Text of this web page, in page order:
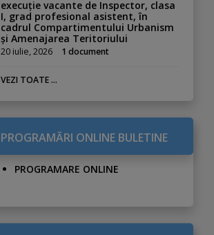
execuție vacante de Inspector, clasa
I, grad profesional asistent, în
cadrul Compartimentului Urbanism
și Amenajarea Teritoriului
20 iulie, 2026 1 document
VEZI TOATE ...
PROGRAMĂRI ONLINE BULETINE
PROGRAMARE ONLINE